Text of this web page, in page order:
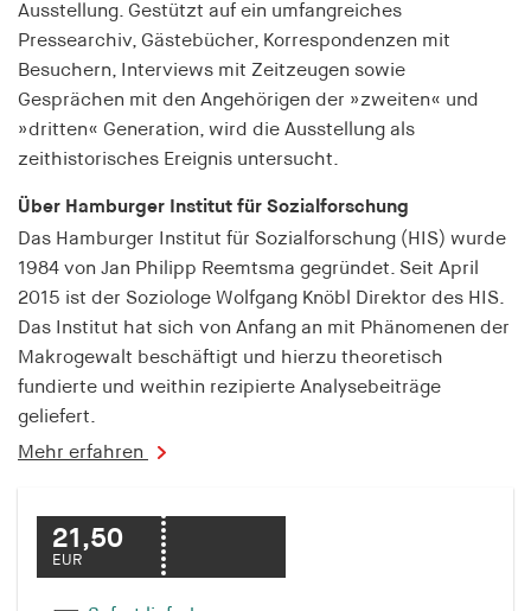
Ausstellung. Gestützt auf ein umfangreiches
Pressearchiv, Gästebücher, Korrespondenzen mit
Besuchern, Interviews mit Zeitzeugen sowie
Gesprächen mit den Angehörigen der »zweiten« und
»dritten« Generation, wird die Ausstellung als
zeithistorisches Ereignis untersucht.
Über Hamburger Institut für Sozialforschung
Das Hamburger Institut für Sozialforschung (HIS) wurde
1984 von Jan Philipp Reemtsma gegründet. Seit April
2015 ist der Soziologe Wolfgang Knöbl Direktor des HIS.
Das Institut hat sich von Anfang an mit Phänomenen der
Makrogewalt beschäftigt und hierzu theoretisch
fundierte und weithin rezipierte Analysebeiträge
geliefert.
Mehr erfahren
21,50
EUR
fonts_loaded
Name:
fonts_loaded
Anbieter:
hamburger-edition.de
Cookie Laufzeit:
7 Tage